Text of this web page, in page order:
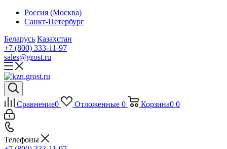
Россия (Москва)
Санкт-Петербург
Беларусь Казахстан
+7 (800) 333-11-97
sales@grost.ru
Сравнение0 Отложенные 0 Корзина0 0
Телефоны